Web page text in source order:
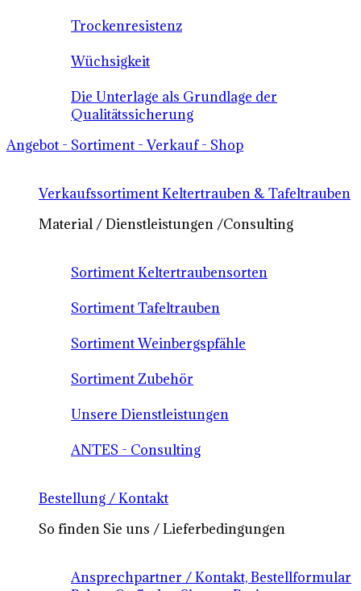
Trockenresistenz
Wüchsigkeit
Die Unterlage als Grundlage der
Qualitätssicherung
Angebot - Sortiment - Verkauf - Shop
Verkaufssortiment Keltertrauben & Tafeltrauben
Material / Dienstleistungen /Consulting
Sortiment Keltertraubensorten
Sortiment Tafeltrauben
Sortiment Weinbergspfähle
Sortiment Zubehör
Unsere Dienstleistungen
ANTES - Consulting
Bestellung / Kontakt
So finden Sie uns / Lieferbedingungen
Ansprechpartner / Kontakt, Bestellformular